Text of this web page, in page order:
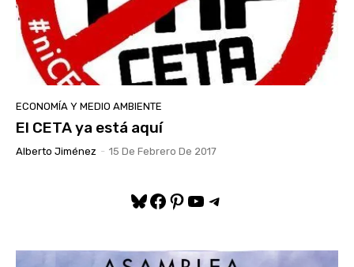
ECONOMÍA Y MEDIO AMBIENTE
El CETA ya está aquí
Alberto Jiménez - 15 De Febrero De 2017
Bluesky
Facebook
Pinterest
YouTube
Telegram